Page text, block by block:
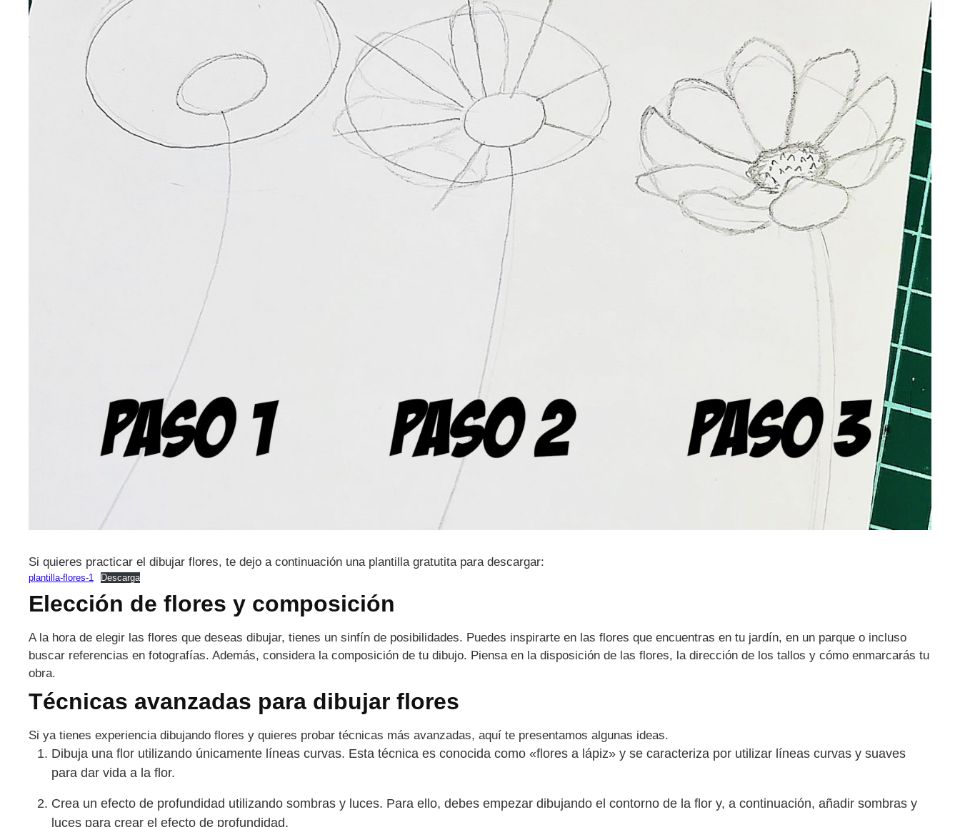
Si quieres practicar el dibujar flores, te dejo a continuación una plantilla gratutita para descargar:
plantilla-flores-1 Descarga
Elección de flores y composición
A la hora de elegir las flores que deseas dibujar, tienes un sinfín de posibilidades. Puedes inspirarte en las flores que encuentras en tu jardín, en un parque o incluso
buscar referencias en fotografías. Además, considera la composición de tu dibujo. Piensa en la disposición de las flores, la dirección de los tallos y cómo enmarcarás tu
obra.
Técnicas avanzadas para dibujar flores
Si ya tienes experiencia dibujando flores y quieres probar técnicas más avanzadas, aquí te presentamos algunas ideas.
Dibuja una flor utilizando únicamente líneas curvas. Esta técnica es conocida como «flores a lápiz» y se caracteriza por utilizar líneas curvas y suaves
para dar vida a la flor.
Crea un efecto de profundidad utilizando sombras y luces. Para ello, debes empezar dibujando el contorno de la flor y, a continuación, añadir sombras y
luces para crear el efecto de profundidad.